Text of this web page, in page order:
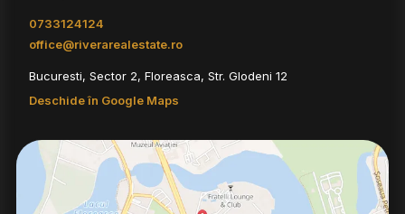
0733124124
office@riverarealestate.ro
Bucuresti, Sector 2, Floreasca, Str. Glodeni 12
Deschide în Google Maps